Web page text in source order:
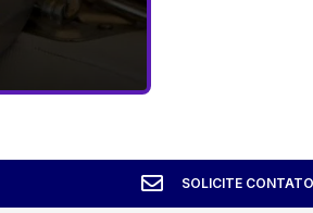
SOLICITE CONTATO